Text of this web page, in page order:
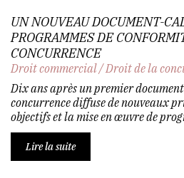
UN NOUVEAU DOCUMENT-
PROGRAMMES DE
CONCURRENCE
Droit commercial/Droit de la
Dix ans après un premier
concurrence diffuse de nouveaux
objectifs et la mise en œuvre de
Lire la suite